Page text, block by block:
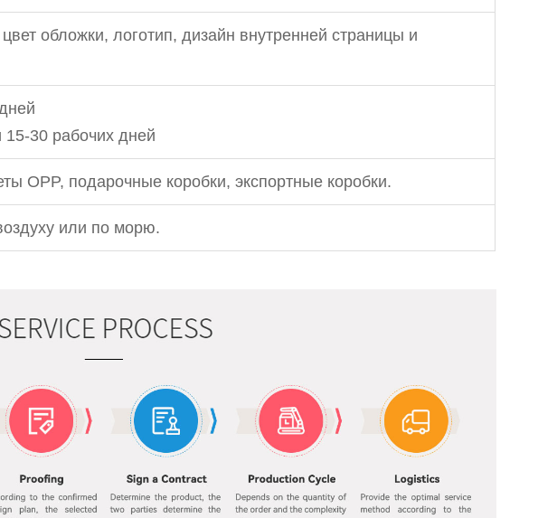
обложки, логотип, дизайн внутренней страницы и
15-30 рабочих дней
OPP, подарочные коробки, экспортные коробки.
или по морю.